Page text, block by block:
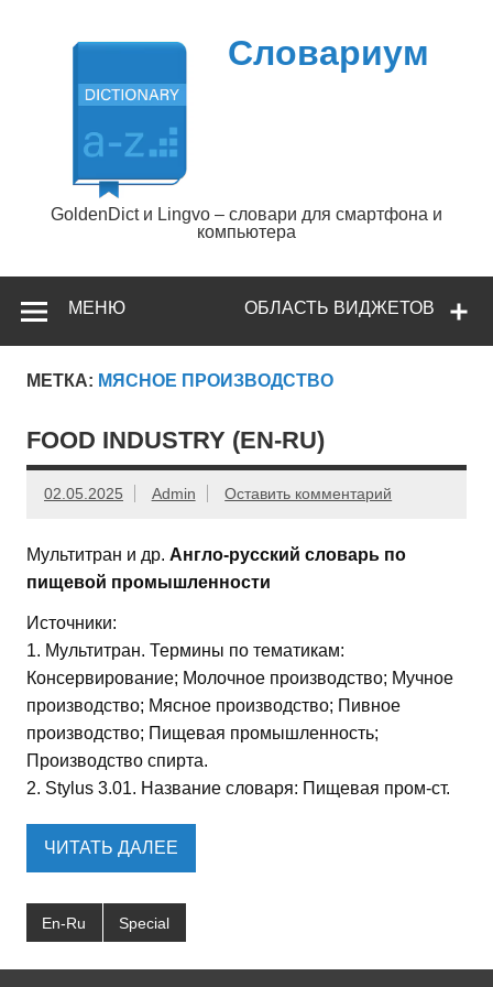
содержимому
Словариум
GoldenDict и Lingvo – словари для смартфона и
компьютера
ОБЛАСТЬ ВИДЖЕТОВ
МЕНЮ
МЕТКА: МЯСНОЕ ПРОИЗВОДСТВО
FOOD INDUSTRY (EN-RU)
02.05.2025 Admin Оставить комментарий
Мультитран и др. Англо-русский словарь по
пищевой промышленности
Источники:
1. Мультитран. Термины по тематикам:
Консервирование; Молочное производство; Мучное
производство; Мясное производство; Пивное
производство; Пищевая промышленность;
Производство спирта.
2. Stylus 3.01. Название словаря: Пищевая пром-ст.
ЧИТАТЬ ДАЛЕЕ
En-Ru Special